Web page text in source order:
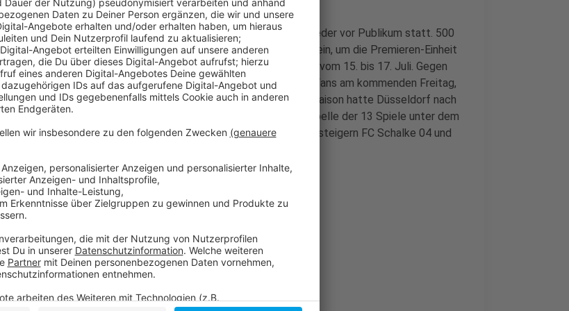
Der Trainingsauftakt fand erstmals seit der Corona-Pandemie wieder vor Publikum statt. 500
Fans fanden sich auf der Kleinen Kampfbahn im Arena-Sportpark ein, um die Premieren-Einheit
anzuschauen. Die neue Zweitliga-Saison startet am Wochenende vom 15. bis 17. Juli. Gegen
wen die Rot-Weißen ihr Auftaktspiel bestreiten, wissen Fortuna-Fans am kommenden Freitag,
dann wird der neue Spielplan veröffentlicht. In der vergangenen Saison hatte Düsseldorf nach
21 Spieltagen den Relegationsplatz belegt. In einer virtuellen Tabelle der 13 Spiele unter dem
neuen Trainer Daniel Thioune belegte sie Rang drei hinter den Aufsteigern FC Schalke 04 und
Anzeige
Anzeige
Hier informiert die Fortuna